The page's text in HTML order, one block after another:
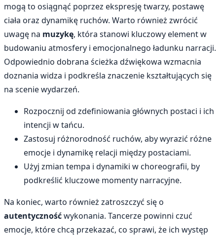
mogą to osiągnąć poprzez ekspresję twarzy, postawę
ciała oraz dynamikę ruchów. Warto również zwrócić
uwagę na muzykę, która stanowi kluczowy element w
budowaniu atmosfery i emocjonalnego ładunku narracji.
Odpowiednio dobrana ścieżka dźwiękowa wzmacnia
doznania widza i podkreśla znaczenie kształtujących się
na scenie wydarzeń.
Rozpocznij od zdefiniowania głównych postaci i ich
intencji w tańcu.
Zastosuj różnorodność ruchów, aby wyrazić różne
emocje i dynamikę relacji między postaciami.
Użyj zmian tempa i dynamiki w choreografii, by
podkreślić kluczowe momenty narracyjne.
Na koniec, warto również zatroszczyć się o
autentycznośćwykonania. Tancerze powinni czuć
emocje, które chcą przekazać, co sprawi, że ich występ